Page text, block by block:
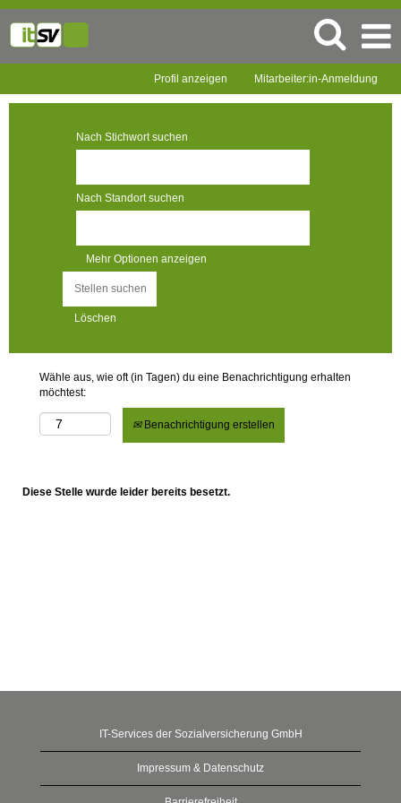
Profil anzeigen Mitarbeiter:in-Anmeldung
Nach Stichwort suchen
Nach Standort suchen
Mehr Optionen anzeigen
Löschen
Wähle aus, wie oft (in Tagen) du eine Benachrichtigung erhalten
möchtest:
Benachrichtigung erstellen
Diese Stelle wurde leider bereits besetzt.
IT-Services der Sozialversicherung GmbH
Impressum & Datenschutz